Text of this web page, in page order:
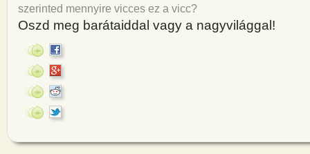
szerinted mennyire vicces ez a vicc?
Oszd meg barátaiddal vagy a nagyvilággal!